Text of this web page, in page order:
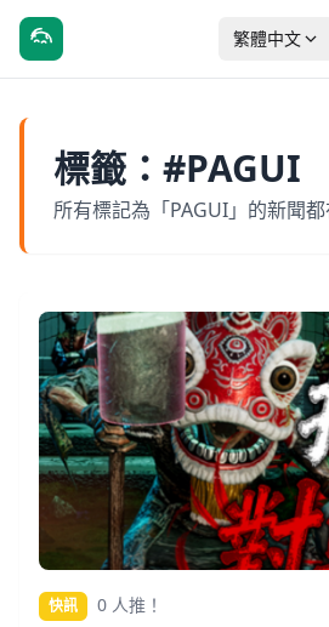
繁體中文
標籤：#PAGUI
所有標記為「PAGUI」的新聞都
快訊 0 人推！